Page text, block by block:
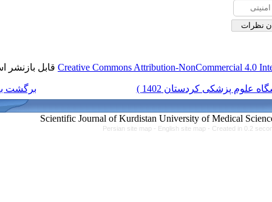
Creative Commonsقابل بازنشر است.
برگشت به فهرست نسخه ها
Persian site map -